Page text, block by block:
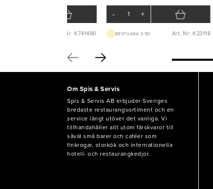
Art. Nr: K741480
- +
BEST.VARA 3-5D Art. Nr: K23118
Om Spis & Servis
Spis & Servis AB erbjuder Sveriges
bredaste restaurangsortiment och en
service långt utöver det vanliga. Vi
tillhandahåller allt utom färskvaror till
såväl små barer och caféer som
finkrogar, storkök och internationella
hotell- och restaurangkedjor.